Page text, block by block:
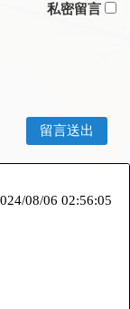
私密留言
08/06 02:56:05